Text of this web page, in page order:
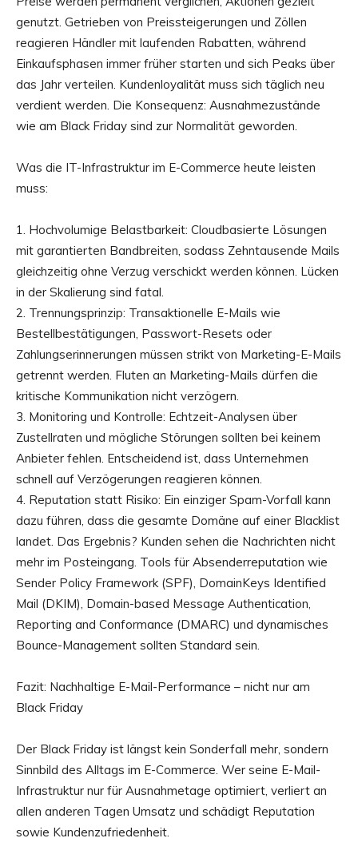
genutzt. Getrieben von Preissteigerungen und Zöllen
reagieren Händler mit laufenden Rabatten, während
Einkaufsphasen immer früher starten und sich Peaks über
das Jahr verteilen. Kundenloyalität muss sich täglich neu
verdient werden. Die Konsequenz: Ausnahmezustände
wie am Black Friday sind zur Normalität geworden.
Was die IT-Infrastruktur im E-Commerce heute leisten
muss:
1. Hochvolumige Belastbarkeit: Cloudbasierte Lösungen
mit garantierten Bandbreiten, sodass Zehntausende Mails
gleichzeitig ohne Verzug verschickt werden können. Lücken
in der Skalierung sind fatal.
2. Trennungsprinzip: Transaktionelle E-Mails wie
Bestellbestätigungen, Passwort-Resets oder
Zahlungserinnerungen müssen strikt von Marketing-E-Mails
getrennt werden. Fluten an Marketing-Mails dürfen die
kritische Kommunikation nicht verzögern.
3. Monitoring und Kontrolle: Echtzeit-Analysen über
Zustellraten und mögliche Störungen sollten bei keinem
Anbieter fehlen. Entscheidend ist, dass Unternehmen
schnell auf Verzögerungen reagieren können.
4. Reputation statt Risiko: Ein einziger Spam-Vorfall kann
dazu führen, dass die gesamte Domäne auf einer Blacklist
landet. Das Ergebnis? Kunden sehen die Nachrichten nicht
mehr im Posteingang. Tools für Absenderreputation wie
Sender Policy Framework (SPF), DomainKeys Identified
Mail (DKIM), Domain-based Message Authentication,
Reporting and Conformance (DMARC) und dynamisches
Bounce-Management sollten Standard sein.
Fazit: Nachhaltige E-Mail-Performance – nicht nur am
Black Friday
Der Black Friday ist längst kein Sonderfall mehr, sondern
Sinnbild des Alltags im E-Commerce. Wer seine E-Mail-
Infrastruktur nur für Ausnahmetage optimiert, verliert an
allen anderen Tagen Umsatz und schädigt Reputation
sowie Kundenzufriedenheit.